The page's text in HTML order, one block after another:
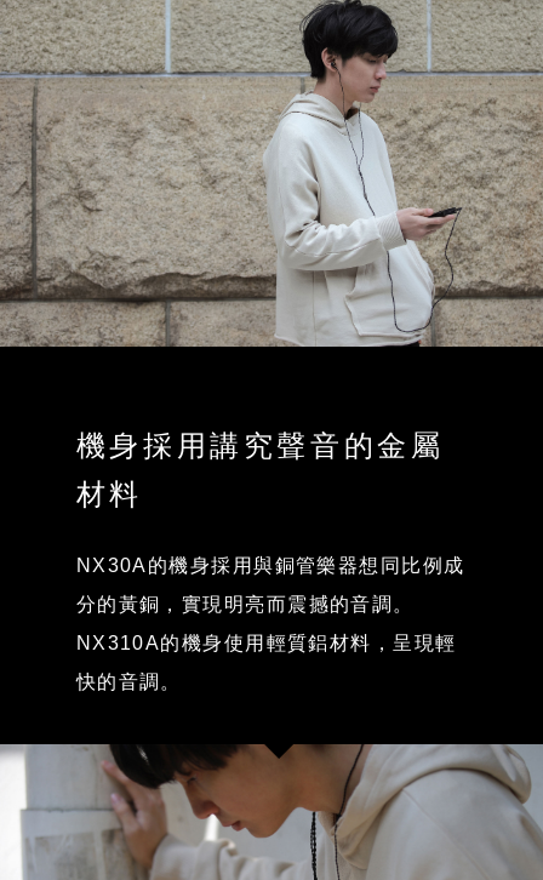
機身採用講究聲音的金屬
材料
NX30A的機身採用與銅管樂器想同比例成
分的黃銅，實現明亮而震撼的音調。
NX310A的機身使用輕質鋁材料，呈現輕
快的音調。